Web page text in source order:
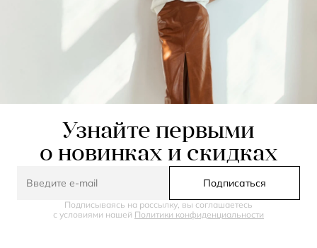
Узнайте первыми
о новинках и скидках
Подписаться
Подписываясь на рассылку, вы соглашаетесь
с условиями нашей Политики конфиденциальности